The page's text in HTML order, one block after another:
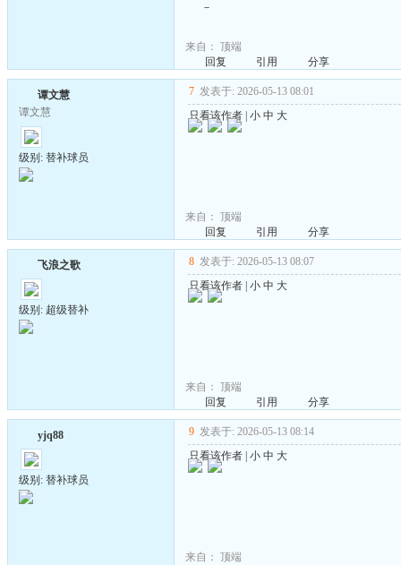
－
来自： 顶端
回复
引用 分享
谭文慧
谭文慧
级别: 替补球员
7 发表于: 2026-05-13 08:01
只看该作者 小 中 大
来自： 顶端
回复
引用 分享
飞浪之歌
级别: 超级替补
8 发表于: 2026-05-13 08:07
只看该作者 小 中 大
来自： 顶端
回复
引用 分享
yjq88
级别: 替补球员
9 发表于: 2026-05-13 08:14
只看该作者 小 中 大
来自： 顶端